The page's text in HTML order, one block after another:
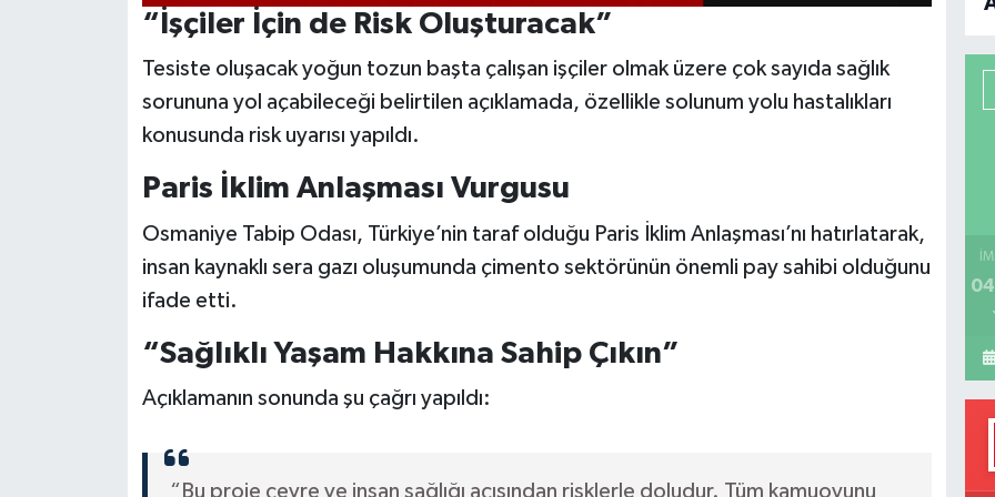
“İşçiler İçin de Risk Oluşturacak”
Tesiste oluşacak yoğun tozun başta çalışan işçiler olmak üzere çok sayıda sağlık
sorununa yol açabileceği belirtilen açıklamada, özellikle solunum yolu hastalıkları
konusunda risk uyarısı yapıldı.
Paris İklim Anlaşması Vurgusu
Osmaniye Tabip Odası, Türkiye’nin taraf olduğu Paris İklim Anlaşması’nı hatırlatarak,
insan kaynaklı sera gazı oluşumunda çimento sektörünün önemli pay sahibi olduğunu
ifade etti.
“Sağlıklı Yaşam Hakkına Sahip Çıkın”
Açıklamanın sonunda şu çağrı yapıldı:
“Bu proje çevre ve insan sağlığı açısından risklerle doludur. Tüm kamuoyunu